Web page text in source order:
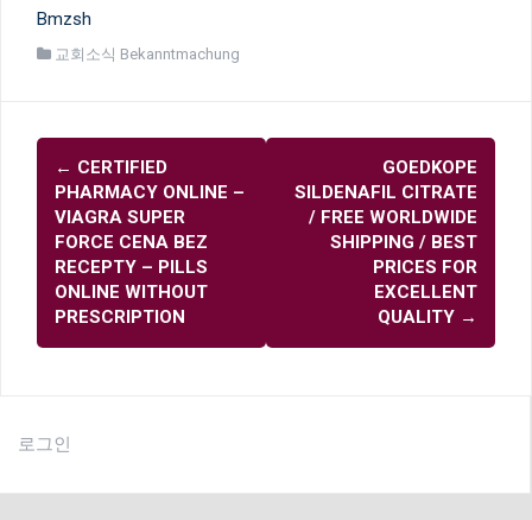
Bmzsh
교회소식 Bekanntmachung
글
내
비
게
이
션
← CERTIFIED
PHARMACY ONLINE –
VIAGRA SUPER
FORCE CENA BEZ
RECEPTY – PILLS
ONLINE WITHOUT
PRESCRIPTION
GOEDKOPE
SILDENAFIL CITRATE
/ FREE WORLDWIDE
SHIPPING / BEST
PRICES FOR
EXCELLENT
QUALITY →
로그인